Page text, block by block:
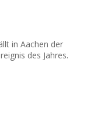
in Aachen der
des Jahres.